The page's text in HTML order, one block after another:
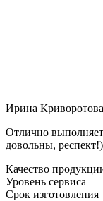
Ирина Криворотова
Отлично
довольны, респект!)
Качество
Уровень сервиса
Срок изготовления